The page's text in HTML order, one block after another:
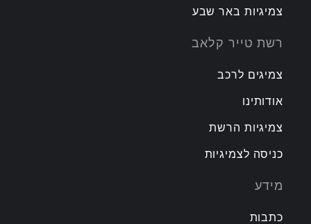
צמיגיות באר שבע
רשת טייר קלאב
צמיגים לרכב
אודותינו
צמיגיות הרשת
כניסה לצמיגיות
מידע
כתבות